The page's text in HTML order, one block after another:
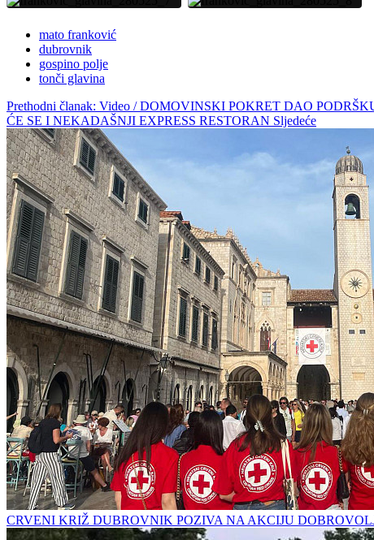
mato franković
dubrovnik
gospino polje
tonči glavina
Prethodni članak: Video / DOMOVINSKI POKRET DAO
ĆE SE I NEKADAŠNJI EXPRESS RESTORAN Sljedeće
CRVENI KRIŽ DUBROVNIK POZIVA NA AKCIJU